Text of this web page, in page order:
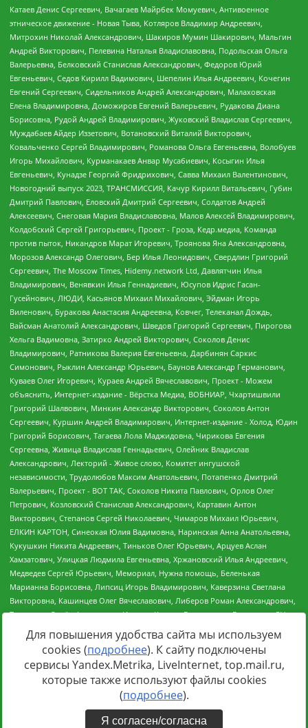
https://minjust.gov.ru/uploaded/files/reestr-
inostrannyih-agentov-22-03-2024.pdfданные на22.03.2024
Для повышения удобства сайта мы используем
cookies (подробнее). К сайту подключены
сервисы Yandex.Metrika, LiveInternet, top.mail.ru,
которые также используют файлы cookies
(подробнее).
Я согласен/согласна